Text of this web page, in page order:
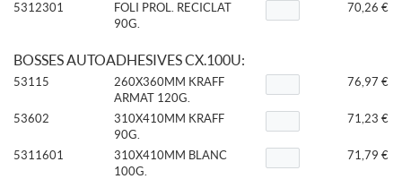
5312301
FOLI PROL. RECICLAT
90G.
70,26 €
BOSSES AUTOADHESIVES CX.100U:
53115
260X360MM KRAFF
ARMAT 120G.
76,97 €
53602
310X410MM KRAFF
90G.
71,23 €
5311601
310X410MM BLANC
100G.
71,79 €